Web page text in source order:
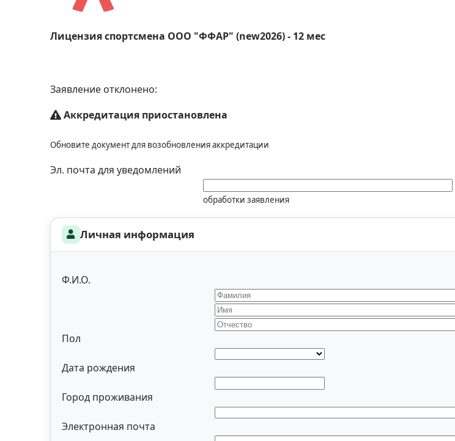
Лицензия спортсмена ООО "ФФАР" (new2026) - 12 мес
Заявление отклонено:
Аккредитация приостановлена
Обновите документ для возобновления аккредитации
Эл. почта для уведомлений
обработки заявления
Личная информация
Ф.И.О.
Пол
Дата рождения
Город проживания
Электронная почта